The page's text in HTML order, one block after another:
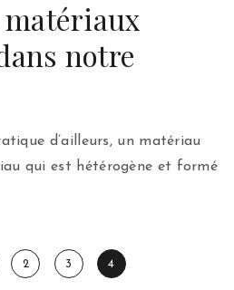
matériaux
notre
d’ailleurs, un matériau
qui est hétérogène et formé
2 3 4